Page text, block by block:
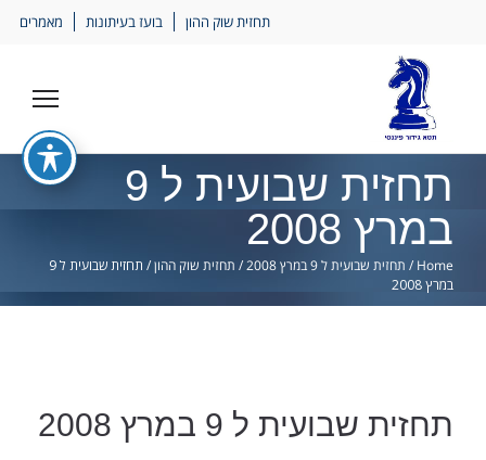
תחזית שוק ההון בועז בעיתונות מאמרים
תחזית שבועית ל 9
במרץ 2008
Home
/ תחזית שבועית ל 9 במרץ 2008 / תחזית שוק ההון/
תחזית שבועית ל 9
במרץ 2008
תחזית שבועית ל 9 במרץ 2008